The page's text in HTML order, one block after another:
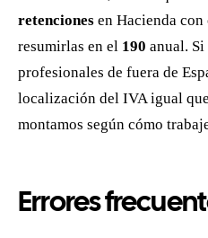
retenciones en Hacienda con
resumirlas en el 190 anual. Si
profesionales de fuera de
localización del IVA igual
montamos según cómo
Errores